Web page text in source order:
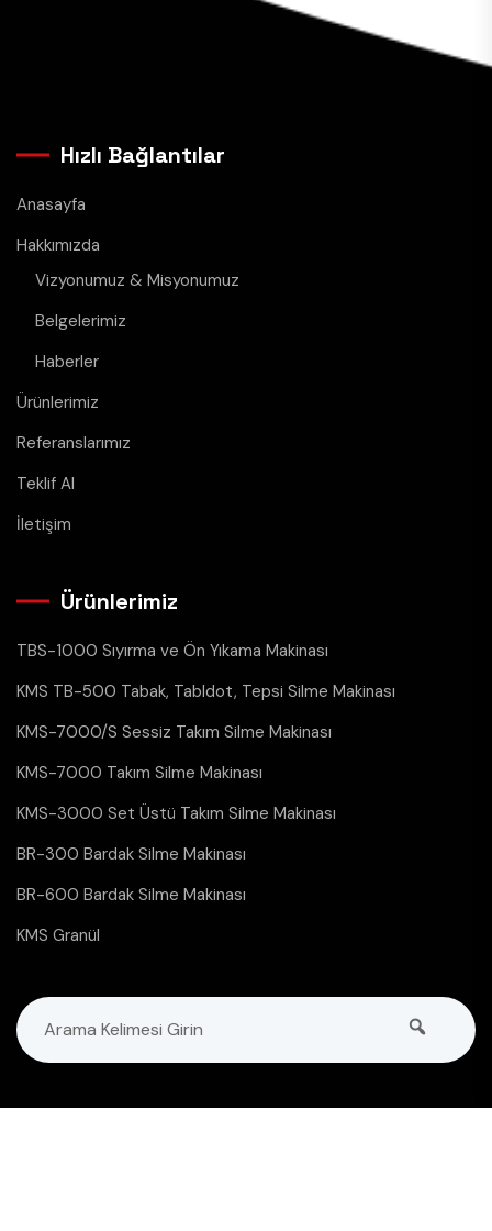
Hızlı Bağlantılar
Anasayfa
Hakkımızda
Vizyonumuz & Misyonumuz
Belgelerimiz
Haberler
Ürünlerimiz
Referanslarımız
Teklif Al
İletişim
Ürünlerimiz
TBS-1000 Sıyırma ve Ön Yıkama Makinası
KMS TB-500 Tabak, Tabldot, Tepsi Silme Makinası
KMS-7000/S Sessiz Takım Silme Makinası
KMS-7000 Takım Silme Makinası
KMS-3000 Set Üstü Takım Silme Makinası
BR-300 Bardak Silme Makinası
BR-600 Bardak Silme Makinası
KMS Granül